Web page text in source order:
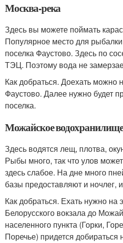
Москва-река
Здесь вы можете поймать
Популярное место для
поселка Фаустово. Здесь по
ТЭЦ. Поэтому вода не
Как добраться. Доехать можно
Фаустово. Далее нужно будет
поселка.
Можайское водохранилище
Здесь водятся лещ, плотва,
Рыбы много, так что улов
здесь слабое. На дне много
базы предоставляют и ночлег,
Как добраться. Ехать нужно на
Белорусского вокзала до
населенного пункта (Горки,
Поречье) придется добираться